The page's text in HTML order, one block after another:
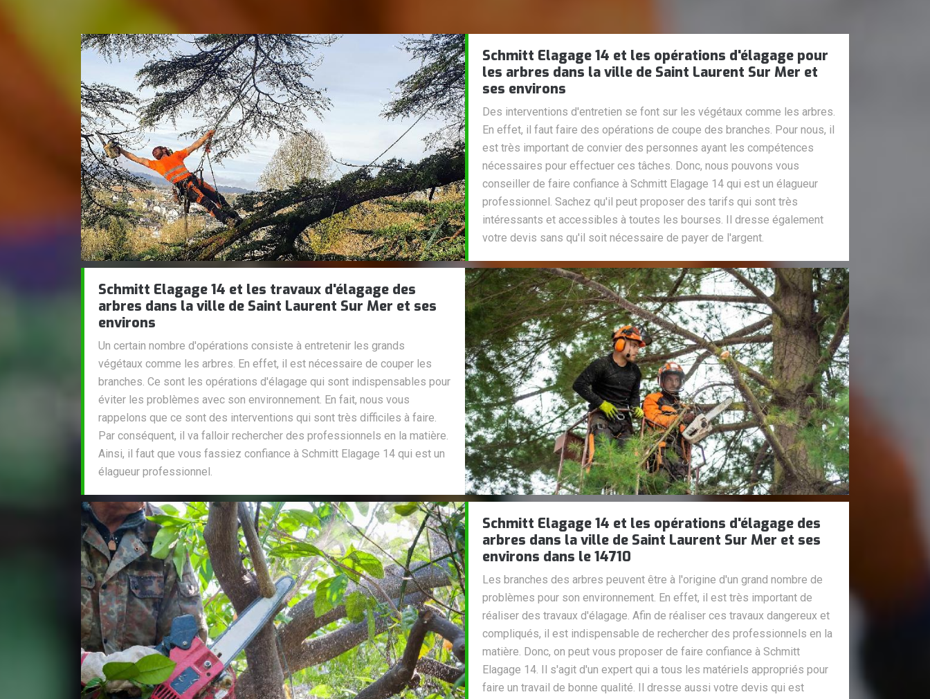
Schmitt Elagage 14 et les opérations d'élagage pour
les arbres dans la ville de Saint Laurent Sur Mer et
ses environs
Des interventions d'entretien se font sur les végétaux comme les arbres.
En effet, il faut faire des opérations de coupe des branches. Pour nous, il
est très important de convier des personnes ayant les compétences
nécessaires pour effectuer ces tâches. Donc, nous pouvons vous
conseiller de faire confiance à Schmitt Elagage 14 qui est un élagueur
professionnel. Sachez qu'il peut proposer des tarifs qui sont très
intéressants et accessibles à toutes les bourses. Il dresse également
votre devis sans qu'il soit nécessaire de payer de l'argent.
Schmitt Elagage 14 et les travaux d'élagage des
arbres dans la ville de Saint Laurent Sur Mer et ses
environs
Un certain nombre d'opérations consiste à entretenir les grands
végétaux comme les arbres. En effet, il est nécessaire de couper les
branches. Ce sont les opérations d'élagage qui sont indispensables pour
éviter les problèmes avec son environnement. En fait, nous vous
rappelons que ce sont des interventions qui sont très difficiles à faire.
Par conséquent, il va falloir rechercher des professionnels en la matière.
Ainsi, il faut que vous fassiez confiance à Schmitt Elagage 14 qui est un
élagueur professionnel.
Schmitt Elagage 14 et les opérations d'élagage des
arbres dans la ville de Saint Laurent Sur Mer et ses
environs dans le 14710
Les branches des arbres peuvent être à l'origine d'un grand nombre de
problèmes pour son environnement. En effet, il est très important de
réaliser des travaux d'élagage. Afin de réaliser ces travaux dangereux et
compliqués, il est indispensable de rechercher des professionnels en la
matière. Donc, on peut vous proposer de faire confiance à Schmitt
Elagage 14. Il s'agit d'un expert qui a tous les matériels appropriés pour
faire un travail de bonne qualité. Il dresse aussi votre devis qui est